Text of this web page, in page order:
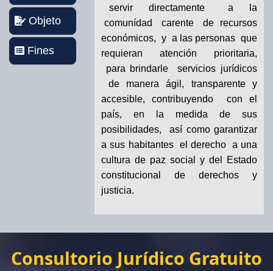
Objeto
Fines
servir directamente a la
comunídad carente de recursos
económicos, y a las personas que
requieran atención prioritaria,
para brindarle servicios jurídicos
de manera ágil, transparente y
accesible, contribuyendo con el
país, en la medida de sus
posibilidades, así como garantizar
a sus habitantes el derecho a una
cultura de paz social y del Estado
constitucional de derechos y
justicia.
Consultorio Jurídico Gratuito